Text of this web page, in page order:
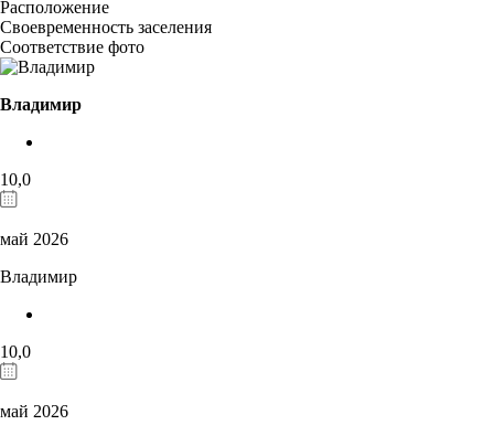
Расположение
Своевременность заселения
Соответствие фото
Владимир
10,0
май 2026
Владимир
10,0
май 2026